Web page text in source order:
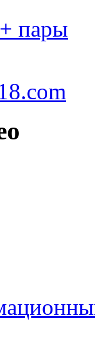
пары